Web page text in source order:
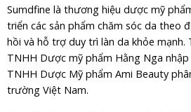
Sumdfine là thương hiệu dược mỹ
triển các sản phẩm chăm sóc da theo
hồi và hỗ trợ duy trì làn da khỏe
TNHH Dược mỹ phẩm Hằng Nga
TNHH Dược Mỹ phẩm Ami Beauty
trường Việt Nam.